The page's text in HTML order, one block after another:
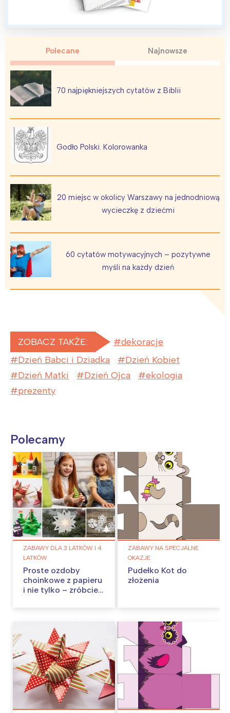
Polecane Najnowsze
70 najpiękniejszych cytatów z Biblii
Godło Polski. Kolorowanka
20 miejsc w okolicy Warszawy na jednodniową
wycieczkę z dziećmi
60 cytatów motywacyjnych – pozytywne
myśli na każdy dzień
ZOBACZ TAKŻE:
dekoracje
Dzień Babci i Dziadka
Dzień Kobiet
Dzień Matki
Dzień Ojca
ekologia
prezenty
Polecamy
ZABAWY DLA 3 LATKÓW I 4
LATKÓW
Proste ozdoby
choinkowe z papieru
i nie tylko – zróbcie
ZABAWY NA SPECJALNE
OKAZJE
Pudełko Kot do
złożenia